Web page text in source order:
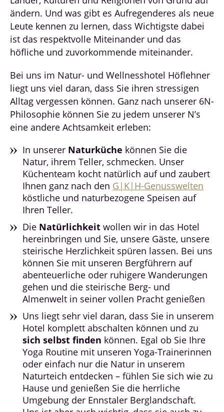
ändern. Und was gibt es Aufregenderes als neue
Leute kennen zu lernen, dass Wichtigste dabei
ist das respektvolle Miteinander und das
höfliche und zuvorkommende miteinander.
Bei uns im Natur- und Wellnesshotel Höflehner
liegt uns viel daran, dass Sie ihren stressigen
Alltag vergessen können. Ganz nach unserer 6N-
Philosophie können Sie zu jedem unserer N’s
eine andere Achtsamkeit erleben:
In unserer Naturküche können Sie die
Natur, ihrem Teller, schmecken. Unser
Küchenteam kocht natürlich auf und zaubert
Ihnen ganz nach den G|K|H-Genusswelten
köstliche und naturbezogene Speisen auf
Ihren Teller.
Die Natürlichkeit wollen wir in das Hotel
hereinbringen und Sie, unsere Gäste, unsere
steirische Herzlichkeit spüren lassen. Bei uns
können Sie mit unseren Bergführern auf
abenteuerliche oder ruhigere Wanderungen
gehen und die steirische Berg- und
Almenwelt in seiner vollen Pracht genießen
Uns liegt sehr viel daran, dass Sie in unserem
Hotel komplett abschalten können und zu
sich selbst finden können. Egal ob Sie Ihre
Yoga Routine mit unseren Yoga-Trainerinnen
oder einfach nur die Natur in unserem
Naturteich entdecken – fühlen Sie sich wie zu
Hause und genießen Sie die herrliche
Umgebung der Ennstaler Berglandschaft.